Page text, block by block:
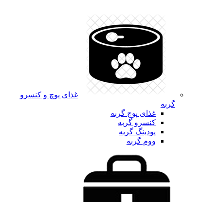
غذای پوچ و کنسرو
گربه
غذای پوچ گربه
کنسرو گربه
پودینگ گربه
ووم گربه